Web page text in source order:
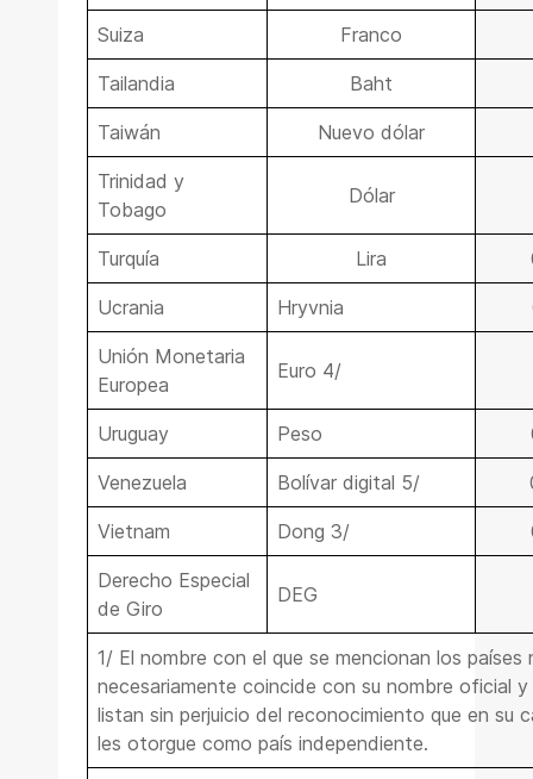
Suiza Franco
Tailandia Baht
Taiwán Nuevo dólar
Trinidad y
Tobago
Dólar
Turquía Lira
Ucrania Hryvnia
Unión Monetaria
Europea
Euro 4/
Uruguay Peso
Venezuela Bolívar digital 5/
Vietnam Dong 3/
Derecho Especial
de Giro
DEG
1/ El nombre con el que se mencionan los países
necesariamente coincide con su nombre oficial y
listan sin perjuicio del reconocimiento que en su
les otorgue como país independiente.